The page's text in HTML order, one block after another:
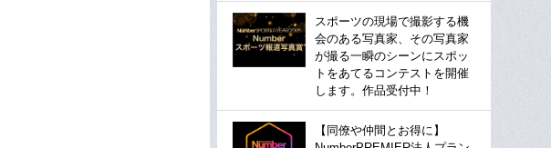
スポーツの現場で撮影する機
会のある写真家、その写真家
が撮る一瞬のシーンにスポッ
トをあてるコンテストを開催
します。作品受付中！
【同僚や仲間とお得に】